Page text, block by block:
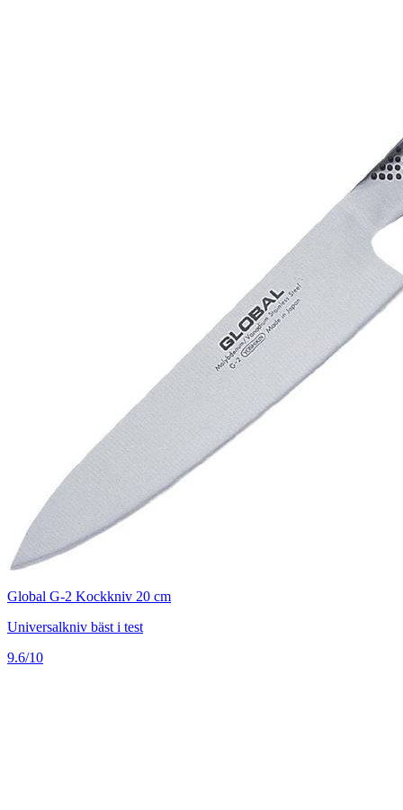
Global G-2 Kockkniv 20 cm
Universalkniv bäst i test
9.6/10